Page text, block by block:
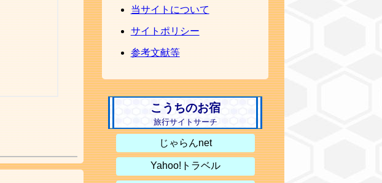
当サイトについて
サイトポリシー
参考文献等
こうちのお宿
旅行サイトサーチ
じゃらんnet
Yahoo!トラベル